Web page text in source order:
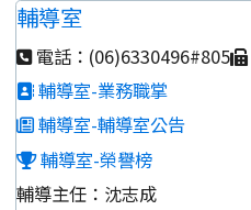
輔導室
電話：(06)6330496#805
輔導室-業務職掌
輔導室-輔導室公告
輔導室-榮譽榜
輔導主任：沈志成